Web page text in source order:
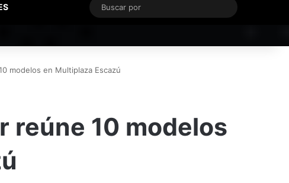
Buscar
modelos en Multiplaza Escazú
reúne 10 modelos